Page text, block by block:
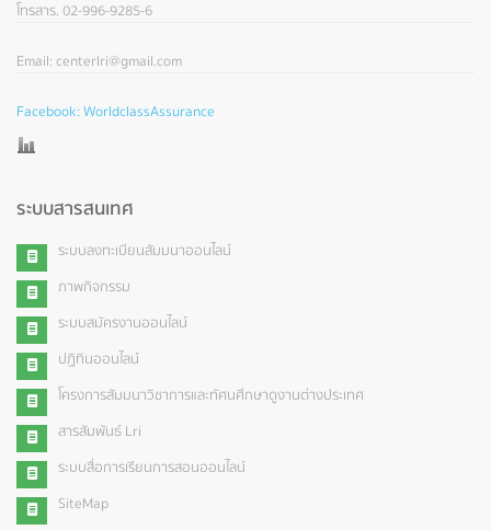
โทรสาร. 02-996-9285-6
Email: centerlri@gmail.com
Facebook: WorldclassAssurance
ระบบสารสนเทศ
ระบบลงทะเบียนสัมมนาออนไลน์
ภาพกิจกรรม
ระบบสมัครงานออนไลน์
ปฏิทินออนไลน์
โครงการสัมมนาวิชาการและทัศนศึกษาดูงานต่างประเทศ
สารสัมพันธ์ Lri
ระบบสื่อการเรียนการสอนออนไลน์
SiteMap